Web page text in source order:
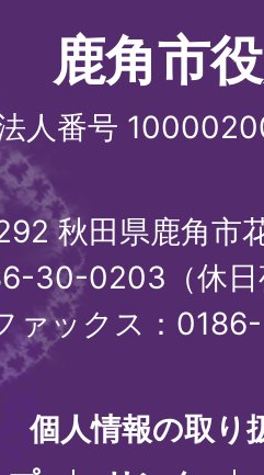
鹿角市
人番号
秋田県鹿角市
30-0203（休
ァックス：
個人情報の取り